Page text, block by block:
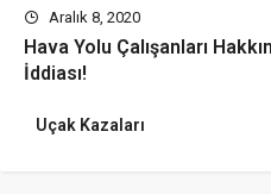
Aralık 8, 2020
Hava Yolu Çalışanları
İddiası!
Uçak Kazaları